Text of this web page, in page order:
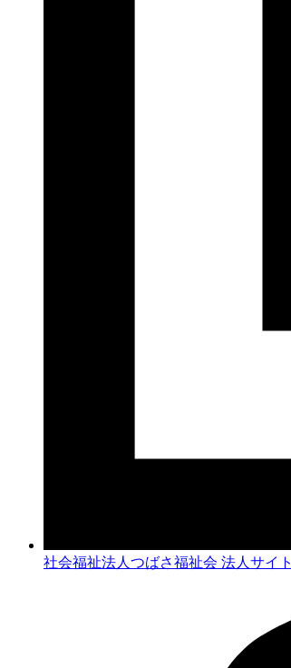
社会福祉法人つばさ福祉会 法人サイト